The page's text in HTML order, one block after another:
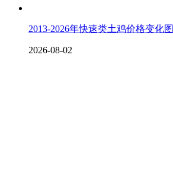
2013-2026年快速类土鸡价格变化图
2026-08-02